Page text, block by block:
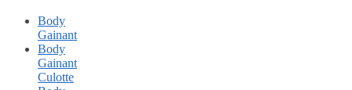
Body
Gainant
Body
Gainant
Culotte